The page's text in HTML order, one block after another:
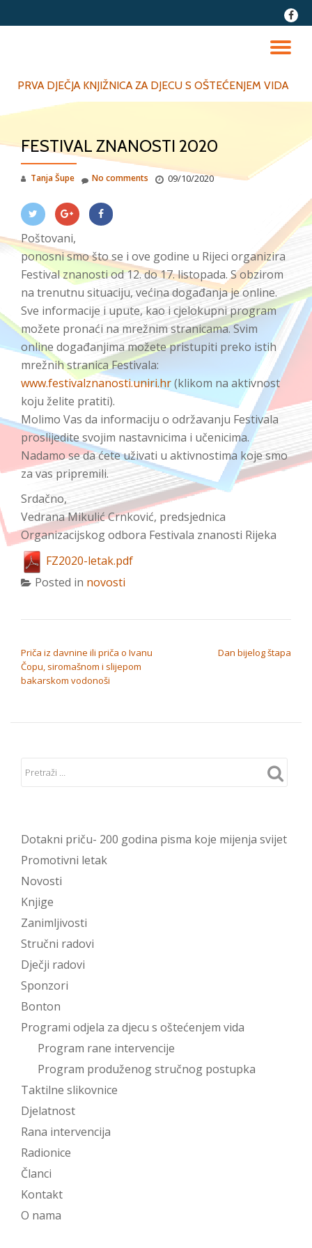
fa-
PRVA DJEČJA KNJIŽNICA ZA DJECU S OŠTEĆENJEM VIDA
FESTIVAL ZNANOSTI 2020
Tanja Šupe 09/10/2020
No comments
Poštovani,
ponosni smo što se i ove godine u Rijeci organizira
Festival znanosti od 12. do 17. listopada. S obzirom
na trenutnu situaciju, većina događanja je online.
Sve informacije i upute, kao i cjelokupni program
možete pronaći na mrežnim stranicama. Svim
online događanjima možete pristupiti preko istih
mrežnih stranica Festivala:
www.festivalznanosti.uniri.hr(klikom na aktivnost
koju želite pratiti).
Molimo Vas da informaciju o održavanju Festivala
proslijedite svojim nastavnicima i učenicima.
Nadamo se da ćete uživati u aktivnostima koje smo
za vas pripremili.
Srdačno,
Vedrana Mikulić Crnković, predsjednica
Organizacijskog odbora Festivala znanosti Rijeka
FZ2020-letak.pdf
Posted in novosti
Priča iz davnine ili priča o Ivanu
Čopu, siromašnom i slijepom
bakarskom vodonoši
Dan bijelog štapa
Dotakni priču- 200 godina pisma koje mijenja svijet
Promotivni letak
Novosti
Knjige
Zanimljivosti
Stručni radovi
Dječji radovi
Sponzori
Bonton
Programi odjela za djecu s oštećenjem vida
Program rane intervencije
Program produženog stručnog postupka
Taktilne slikovnice
Djelatnost
Rana intervencija
Radionice
Članci
Kontakt
O nama